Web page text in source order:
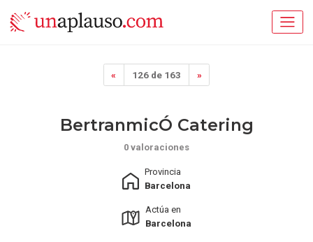
« 126 de 163 »
BertranmicÓ Catering
0 valoraciones
Provincia
Barcelona
Actúa en
Barcelona